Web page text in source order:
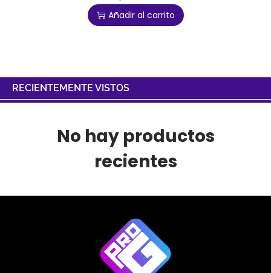
Añadir al carrito
RECIENTEMENTE VISTOS
No hay productos
recientes